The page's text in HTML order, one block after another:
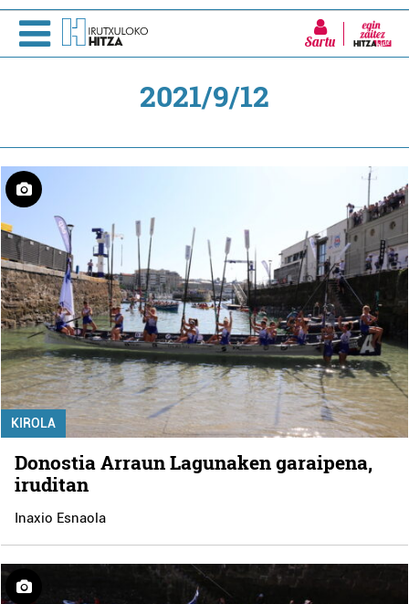
Sartu
2021/9/12
KIROLA
Donostia Arraun Lagunaken garaipena,
iruditan
Inaxio Esnaola